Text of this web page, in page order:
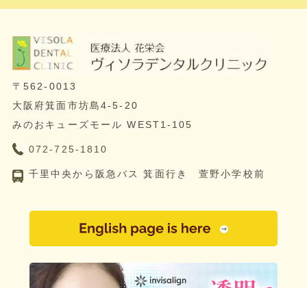
〒562-0013
大阪府箕面市坊島4-5-20
みのおキューズモール WEST1-105
072-725-1810
千里中央から阪急バス 箕面行き 萱野小学校前